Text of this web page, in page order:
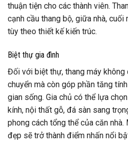
thuận tiện cho các thành viên.
cạnh cầu thang bộ, giữa nhà,
tùy theo thiết kế kiến trúc.
Biệt thự gia đình
Đối với biệt thự, thang máy không
chuyển mà còn góp phần tăng
gian sống. Gia chủ có thể lựa
kính, nội thất gỗ, đá sàn sang
phong cách tổng thể của căn
đẹp sẽ trở thành điểm nhấn nổi